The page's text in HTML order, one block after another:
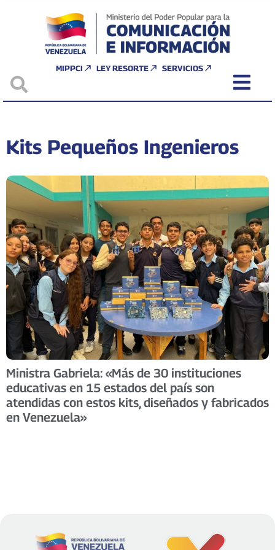
MIPPCI LEY RESORTE SERVICIOS
Kits Pequeños Ingenieros
Ministra Gabriela: «Más de 30 instituciones
educativas en 15 estados del país son
atendidas con estos kits, diseñados y fabricados
en Venezuela»